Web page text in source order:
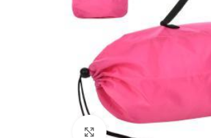
Клацніть, щоб збільшити